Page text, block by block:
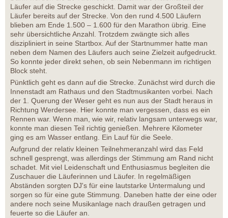
Läufer auf die Strecke geschickt. Damit war der Großteil der
Läufer bereits auf der Strecke. Von den rund 4.500 Läufern
blieben am Ende 1.500 – 1.600 für den Marathon übrig. Eine
sehr übersichtliche Anzahl. Trotzdem zwängte sich alles
diszipliniert in seine Startbox. Auf der Startnummer hatte man
neben dem Namen des Läufers auch seine Zielzeit aufgedruckt.
So konnte jeder direkt sehen, ob sein Nebenmann im richtigen
Block steht.
Pünktlich geht es dann auf die Strecke. Zunächst wird durch die
Innenstadt am Rathaus und den Stadtmusikanten vorbei. Nach
der 1. Querung der Weser geht es nun aus der Stadt heraus in
Richtung Werdersee. Hier konnte man vergessen, dass es ein
Rennen war. Wenn man, wie wir, relativ langsam unterwegs war,
konnte man diesen Teil richtig genießen. Mehrere Kilometer
ging es am Wasser entlang. Ein Lauf für die Seele.
Aufgrund der relativ kleinen Teilnehmeranzahl wird das Feld
schnell gesprengt, was allerdings der Stimmung am Rand nicht
schadet. Mit viel Leidenschaft und Enthusiasmus begleiten die
Zuschauer die Läuferinnen und Läufer. In regelmäßigen
Abständen sorgten DJ's für eine lautstarke Untermalung und
sorgen so für eine gute Stimmung. Daneben hatte der eine oder
andere noch seine Musikanlage nach draußen getragen und
feuerte so die Läufer an.